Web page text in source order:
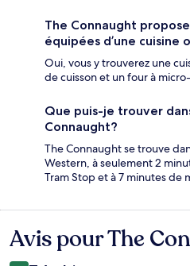
The Connaught
équipées d’une cuisine
Oui, vous y trouverez une
de cuisson et un four à
Que puis-je trouver
Connaught?
The Connaught se trouve
Western, à seulement 2
Tram Stop et à 7 minutes de
Avis
Avis pour The